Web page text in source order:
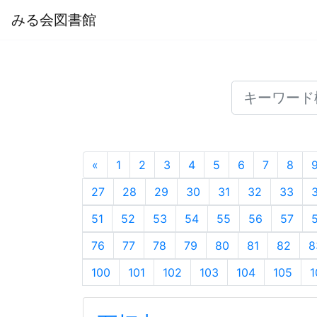
みる会図書館
« 1 2 3 4 5 6 7 8
27
28 29 30 31 32 33
51
52 53 54 55 56 57
76
77 78 79 80 81 82
100
101 102 103 104 105